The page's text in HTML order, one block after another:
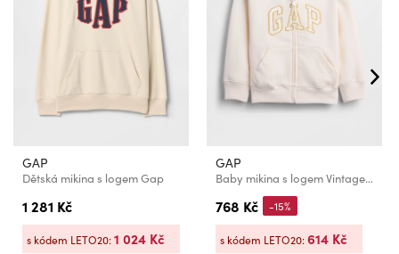
GAP
Dětská mikina s logem Gap
1 281 Kč
s kódem LETO20:1 024 Kč
GAP
Baby mikina s logem VintageSoft GAP
768 Kč -15%
s kódem LETO20:614 Kč